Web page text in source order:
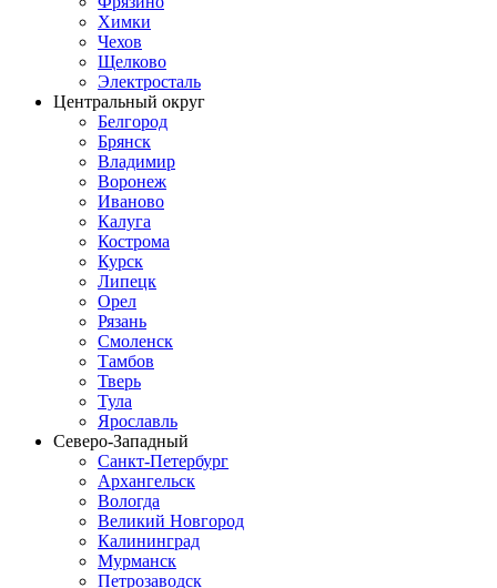
Химки
Чехов
Щелково
Электросталь
Центральный округ
Белгород
Брянск
Владимир
Воронеж
Иваново
Калуга
Кострома
Курск
Липецк
Орел
Рязань
Смоленск
Тамбов
Тверь
Тула
Ярославль
Северо-Западный
Санкт-Петербург
Архангельск
Вологда
Великий Новгород
Калининград
Мурманск
Петрозаводск